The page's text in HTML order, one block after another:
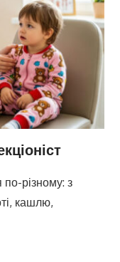
по-різному: з
кашлю,